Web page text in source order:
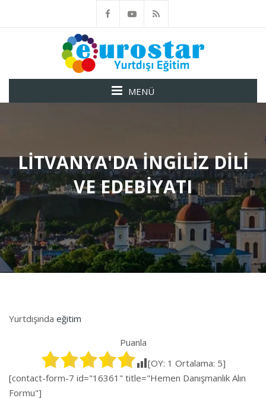
MENÜ
LITVANYA'DA İNGILIZ DILI
VE EDEBIYATI
Yurtdışında eğitim
Puanla
[OY: 1 Ortalama: 5]
[contact-form-7 id="16361" title="Hemen Danışmanlık Alın
Formu"]